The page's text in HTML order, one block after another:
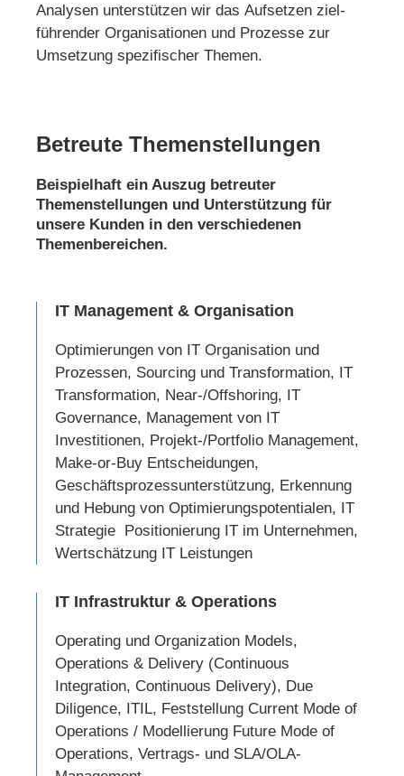
Analysen unterstützen wir das Aufsetzen ziel­
führender Organisationen und Prozesse zur
Umsetzung spezifischer Themen.
Betreute Themenstellungen
Beispielhaft ein Auszug betreuter
Themenstellungen und Unterstützung für
unsere Kunden in den verschiedenen
Themenbereichen.
IT Management & Organisation
Optimierungen von IT Organisation und
Prozessen, Sourcing und Transformation, IT
Transformation, Near-/Offshoring, IT
Governance, Management von IT
Investitionen, Projekt-/Portfolio Management,
Make-or-Buy Entscheidungen,
Geschäftsprozessunterstützung, Erkennung
und Hebung von Optimierungspotentialen, IT
Strategie Positionierung IT im Unternehmen,
Wertschätzung IT Leistungen
IT Infrastruktur & Operations
Operating und Organization Models,
Operations & Delivery (Continuous
Integration, Continuous Delivery), Due
Diligence, ITIL, Feststellung Current Mode of
Operations / Modellierung Future Mode of
Operations, Vertrags- und SLA/OLA-